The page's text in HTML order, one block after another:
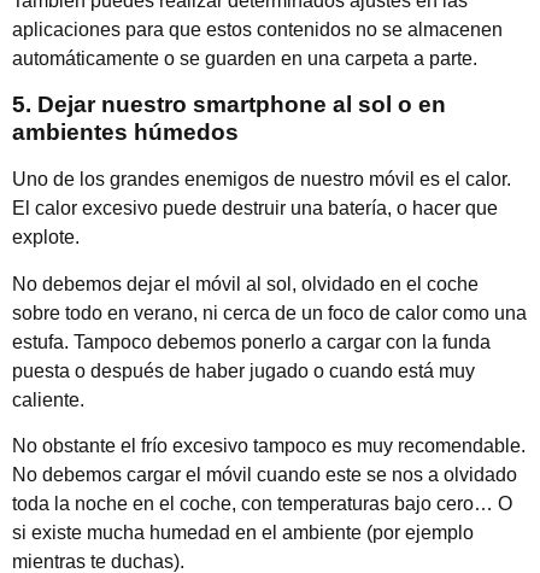
aplicaciones para que estos contenidos no se almacenen
automáticamente o se guarden en una carpeta a parte.
5. Dejar nuestro smartphone al sol o en
ambientes húmedos
Uno de los grandes enemigos de nuestro móvil es el calor.
El calor excesivo puede destruir una batería, o hacer que
explote.
No debemos dejar el móvil al sol, olvidado en el coche
sobre todo en verano, ni cerca de un foco de calor como una
estufa. Tampoco debemos ponerlo a cargar con la funda
puesta o después de haber jugado o cuando está muy
caliente.
No obstante el frío excesivo tampoco es muy recomendable.
No debemos cargar el móvil cuando este se nos a olvidado
toda la noche en el coche, con temperaturas bajo cero… O
si existe mucha humedad en el ambiente (por ejemplo
mientras te duchas).